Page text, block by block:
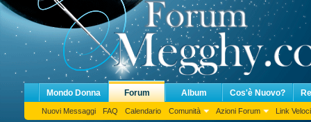
Mondo Donna Forum
Nuovi Messaggi FAQ Calendario Comunità Azioni Forum Link Veloci
Album Cos'è Nuovo?